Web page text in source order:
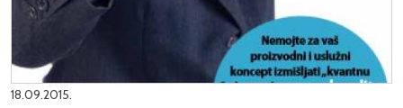
18.09.2015.